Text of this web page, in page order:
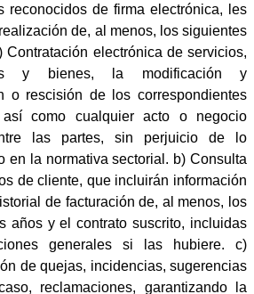
reconocidos de firma electrónica, les
de, al menos, los siguientes
Contratación electrónica de servicios,
y bienes, la modificación y
o rescisión de los correspondientes
así como cualquier acto o negocio
las partes, sin perjuicio de lo
en la normativa sectorial. b) Consulta
de cliente, que incluirán información
de facturación de, al menos, los
años y el contrato suscrito, incluidas
generales si las hubiere. c)
de quejas, incidencias, sugerencias
reclamaciones, garantizando la